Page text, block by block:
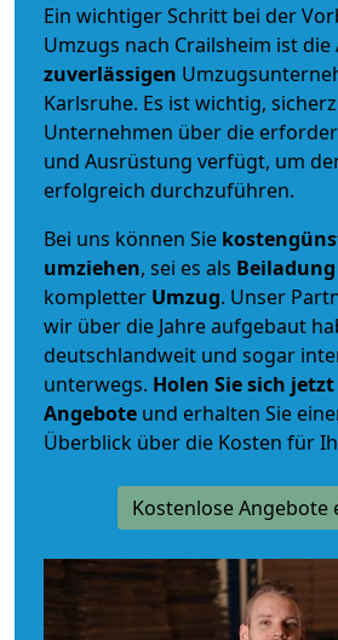
Ein wichtiger Schritt bei der
Umzugs nach Crailsheim ist die
zuverlässigen
Karlsruhe. Es ist wichtig,
Unternehmen über die
und Ausrüstung verfügt, um
erfolgreich durchzuführen.
Bei uns können Sie
umziehen, sei es als Beiladung
kompletter Umzug. Unser
wir über die Jahre aufgebaut
deutschlandweit und sogar
unterwegs. Holen Sie sich
Angebote und erhalten Sie
Überblick über die Kosten für
Kostenlose Angebote